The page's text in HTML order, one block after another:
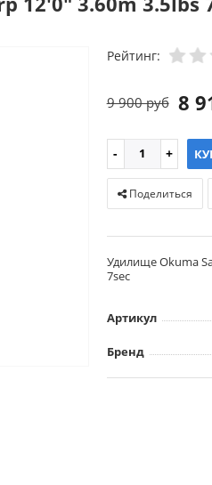
Рейтинг:
8
9 900 руб
Поделиться
Удилище Okuma
7sec
Артикул
Бренд